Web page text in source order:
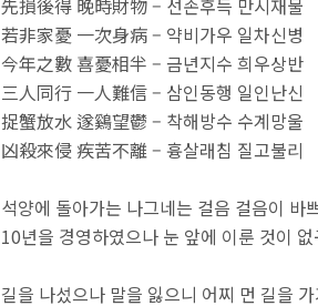
先損後得 晩時財物 – 선손후득 만시재물
若非家憂 一次身病 – 약비가우 일차신병
今年之數 喜憂相半 – 금년지수 희우상반
三人同行 一人難信 – 삼인동행 일인난신
捉蟹放水 遂鷄望鬱 – 착해방수 수계망울
凶殺來侵 疾苦不離 – 흉살래침 질고불리
석양에 돌아가는 나그네는 걸음 걸음이 바
10년을 경영하였으나 눈 앞에 이룬 것이
길을 나섰으나 말을 잃으니 어찌 먼 길을